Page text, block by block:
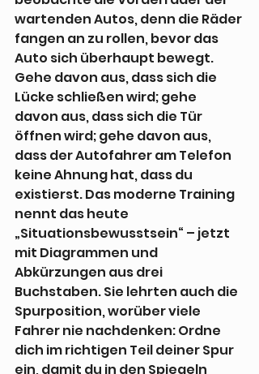
wartenden Autos, denn die Räder
fangen an zu rollen, bevor das
Auto sich überhaupt bewegt.
Gehe davon aus, dass sich die
Lücke schließen wird; gehe
davon aus, dass sich die Tür
öffnen wird; gehe davon aus,
dass der Autofahrer am Telefon
keine Ahnung hat, dass du
existierst. Das moderne Training
nennt das heute
„Situationsbewusstsein“ – jetzt
mit Diagrammen und
Abkürzungen aus drei
Buchstaben. Sie lehrten auch die
Spurposition, worüber viele
Fahrer nie nachdenken: Ordne
dich im richtigen Teil deiner Spur
ein, damit du in den Spiegeln